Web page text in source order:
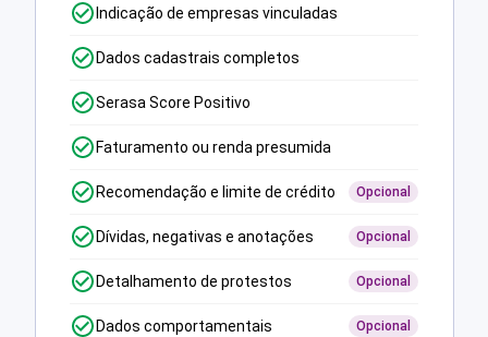
Indicação de empresas vinculadas
Dados cadastrais completos
Serasa Score Positivo
Faturamento ou renda presumida
Recomendação e limite de crédito Opcional
Dívidas, negativas e anotações Opcional
Detalhamento de protestos Opcional
Dados comportamentais Opcional